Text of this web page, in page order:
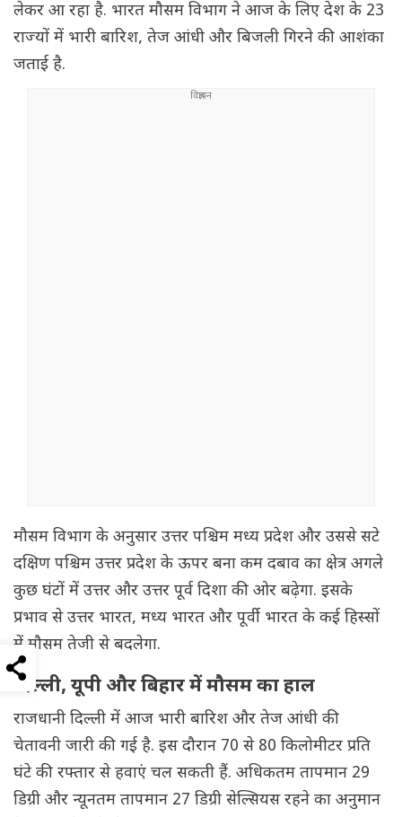
लेकर आ रहा है. भारत मौसम विभाग ने आज के लिए देश के 23
राज्यों में भारी बारिश, तेज आंधी और बिजली गिरने की आशंका
जताई है.
मौसम विभाग के अनुसार उत्तर पश्चिम मध्य प्रदेश और उससे सटे
दक्षिण पश्चिम उत्तर प्रदेश के ऊपर बना कम दबाव का क्षेत्र अगले
कुछ घंटों में उत्तर और उत्तर पूर्व दिशा की ओर बढ़ेगा. इसके
प्रभाव से उत्तर भारत, मध्य भारत और पूर्वी भारत के कई हिस्सों
में मौसम तेजी से बदलेगा.
दिल्ली, यूपी और बिहार में मौसम का हाल
राजधानी दिल्ली में आज भारी बारिश और तेज आंधी की
चेतावनी जारी की गई है. इस दौरान 70 से 80 किलोमीटर प्रति
घंटे की रफ्तार से हवाएं चल सकती हैं. अधिकतम तापमान 29
डिग्री और न्यूनतम तापमान 27 डिग्री सेल्सियस रहने का अनुमान